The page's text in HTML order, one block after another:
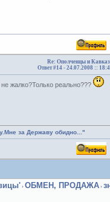
Re: Ополченцы и
Ответ #14 - 24.07.2008 ::
жалко?Только реально???
за Державу обидно..."
› ОБМЕН, ПРОДАЖА ›